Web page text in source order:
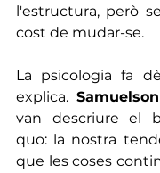
l'estructura, però
cost de mudar-se.
La psicologia fa
explica.
van descriure el
quo: la nostra